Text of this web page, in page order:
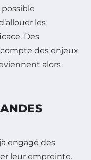
possible
les
Des
des enjeux
alors
engagé des
leur empreinte.